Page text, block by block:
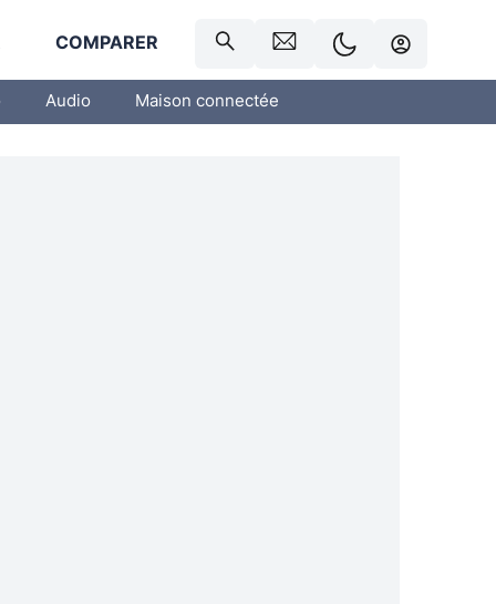
COMPARER
Audio Maison connectée